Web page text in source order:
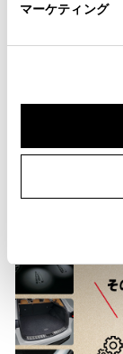
マーケティング
ど、購入の際に
※ 「定期点検整備
※ 「修復歴あり」
問い合わせくださ
※ 「車検整備付」
でに、乗用車は
し、車検を取得